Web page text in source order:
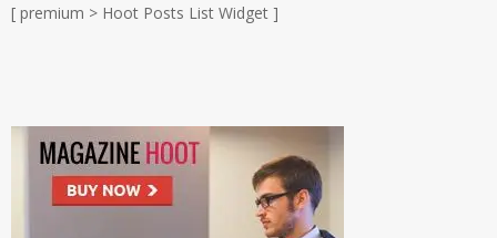
[ premium > Hoot Posts List Widget ]